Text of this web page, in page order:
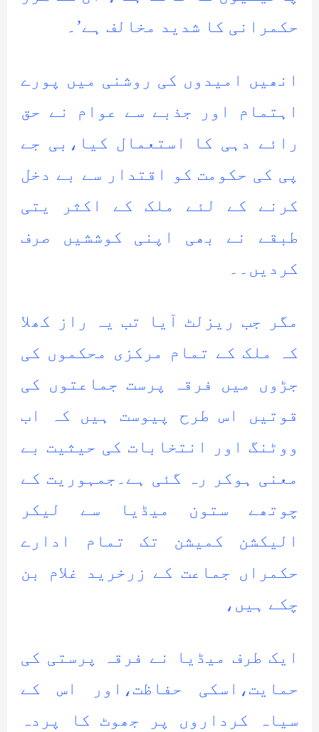
حکمرانی کا شدید مخالف ہے’۔
انھیں امیدوں کی روشنی میں پورے
اہتمام اور جذبے سے عوام نے حق
رائے دہی کا استعمال کیا،بی جے
پی کی حکومت کو اقتدار سے بے دخل
کرنے کے لئے ملک کے اکثر یتی
طبقے نے بھی اپنی کوششیں صرف
کردیں۔۔
مگر جب ریزلٹ آیا تب یہ راز کھلا
کہ ملک کے تمام مرکزی محکموں کی
جڑوں میں فرقہ پرست جماعتوں کی
قوتیں اس طرح پیوست ہیں کہ اب
ووٹنگ اور انتخابات کی حیثیت بے
معنی ہوکر رہ گئی ہے۔جمہوریت کے
چوتھے ستون میڈیا سے لیکر
الیکشن کمیشن تک تمام ادارے
حکمراں جماعت کے زرخرید غلام بن
چکے ہیں،
ایک طرف میڈیا نے فرقہ پرستی کی
حمایت،اسکی حفاظت،اور اس کے
سیاہ کرداروں پر جھوٹ کا پردہ